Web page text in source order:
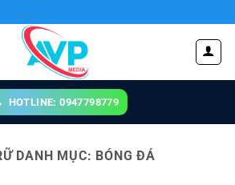
HOTLINE: 0947798779
DANH MỤC: BÓNG ĐÁ